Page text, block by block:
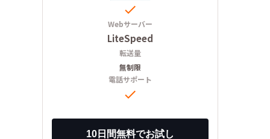

Webサーバー
LiteSpeed
転送量
無制限
電話サポート
